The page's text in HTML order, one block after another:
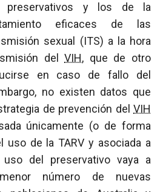
preservativos y los de la
eficaces de las
sexual (ITS) a la hora
delVIH, que de otro
en caso de fallo del
no existen datos que
de prevención del VIH
únicamente (o de forma
uso de la TARV y asociada a
del preservativo vaya a
número de nuevas